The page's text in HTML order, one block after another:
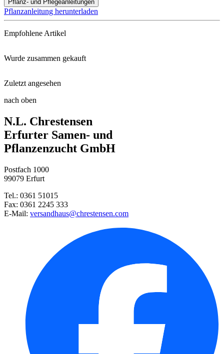
Pflanz- und Pflegeanleitungen
Pflanzanleitung herunterladen
Empfohlene Artikel
Kunststofftöpfe
Wurde zusammen gekauft
Zuletzt angesehen
Petunie Surfinia® Trailing Blu ...
nach oben
N.L. Chrestensen
Erfurter Samen- und
Pflanzenzucht GmbH
Postfach 1000
99079 Erfurt
Tel.: 0361 51015
Fax: 0361 2245 333
E-Mail: versandhaus@chrestensen.com